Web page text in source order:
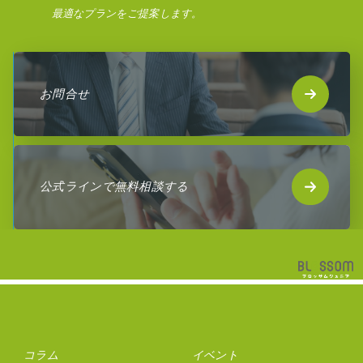
最適なプランをご提案します。
お問合せ
公式ラインで無料相談する
コラム イベント